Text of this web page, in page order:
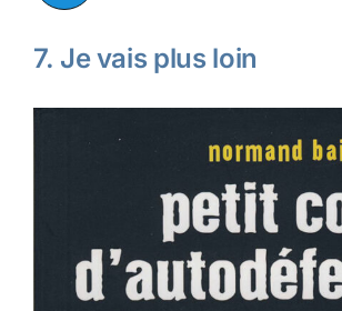
7. Je vais plus loin